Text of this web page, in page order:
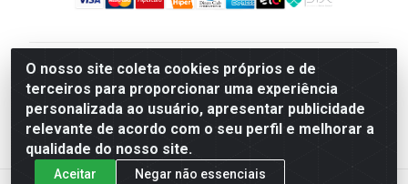
O nosso site coleta cookies próprios e de
terceiros para proporcionar uma experiência
personalizada ao usuário, apresentar publicidade
relevante de acordo com o seu perfil e melhorar a
qualidade do nosso site.
Aceitar Negar não essenciais
Atacadao da Limpeza F. Pereira Queiroz Comercio e
Distribuicao LTDA - Quadra Qi 10 Lotes 39 e, 41 - Setor
Industrial (Taguatinga), Brasília/DF - CEP 72.135-100 -
CNPJ 13.184.675/0001-80